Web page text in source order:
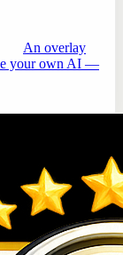
An overlay
your own AI —